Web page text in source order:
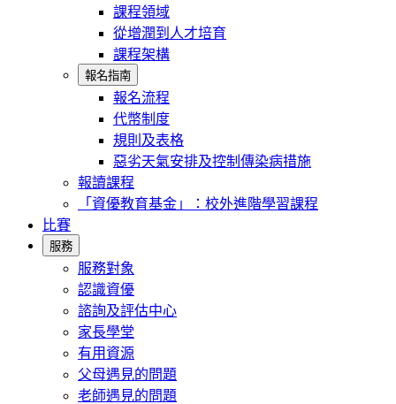
課程領域
從增潤到人才培育
課程架構
報名指南
報名流程
代幣制度
規則及表格
惡劣天氣安排及控制傳染病措施
報讀課程
「資優教育基金」：校外進階學習課程
比賽
服務
服務對象
認識資優
諮詢及評估中心
家長學堂
有用資源
父母遇見的問題
老師遇見的問題